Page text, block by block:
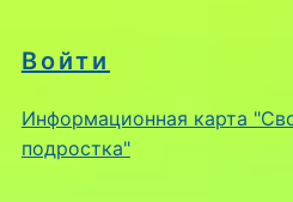
Войти
Информационная карта
подростка"